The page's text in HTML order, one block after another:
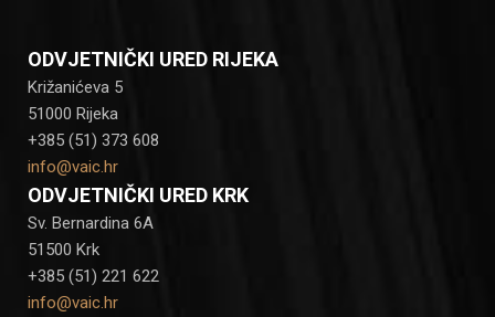
ODVJETNIČKI URED RIJEKA
Križanićeva 5
51000 Rijeka
+385 (51) 373 608
info@vaic.hr
ODVJETNIČKI URED KRK
Sv. Bernardina 6A
51500 Krk
+385 (51) 221 622
info@vaic.hr